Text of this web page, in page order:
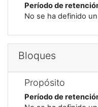
Período de
No se ha definido
Bloques
Propósito
Período de